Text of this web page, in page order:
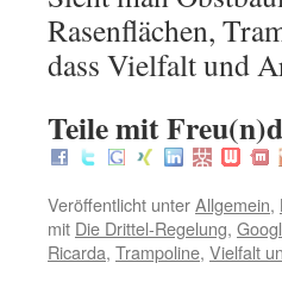
Rasenflächen,
dass Vielfalt und
Teile mit
Veröffentlicht unterAllgemein,
mit Die Drittel-Regelung,
Ricarda, Trampoline, Vielfalt